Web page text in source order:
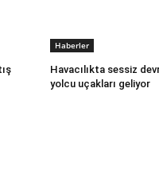
Haberler
Havacılıkta sessiz
yolcu uçakları geliyor